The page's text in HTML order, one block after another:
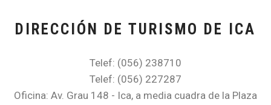
DIRECCIÓN DE TURISMO DE ICA
Telef: (056) 238710
Telef: (056) 227287
Oficina: Av. Grau 148 - Ica, a media cuadra de la Plaza